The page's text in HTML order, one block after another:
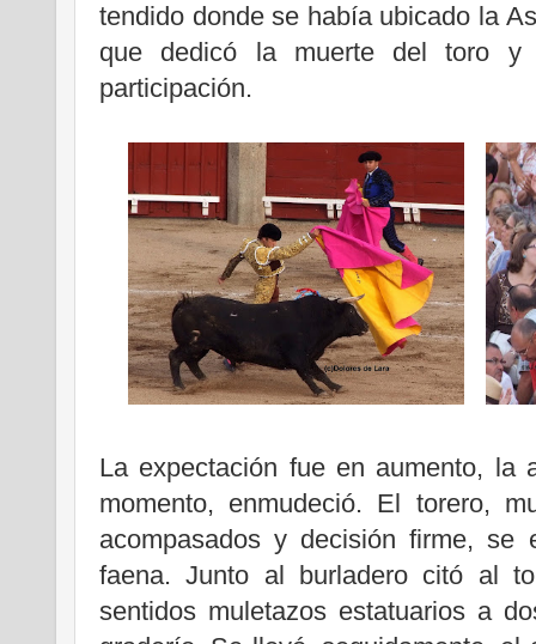
tendido donde se había ubicado la
que dedicó la muerte del toro y
participación.
...
La expectación fue en aumento, la
momento, enmudeció. El torero,
acompasados y decisión firme,
faena. Junto al burladero citó al
sentidos muletazos estatuarios a